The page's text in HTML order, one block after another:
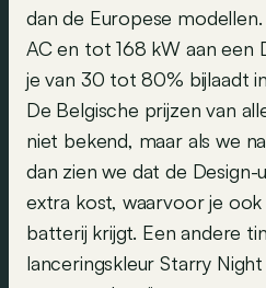
dan de Europese
AC en tot 168 kW aan een
je van 30 tot 80% bijlaadt
De Belgische prijzen van
niet bekend, maar als we
dan zien we dat de
extra kost, waarvoor je
batterij krijgt. Een andere
lanceringskleur Starry